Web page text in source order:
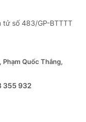
tử số 483/GP-BTTTT
Quốc Thắng,
355 932